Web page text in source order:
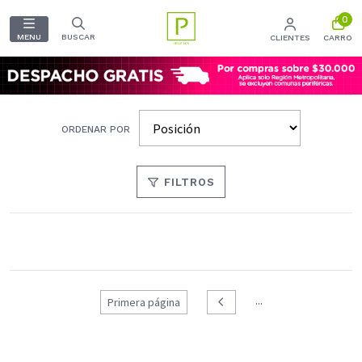
MENU BUSCAR CLIENTES
0
CARRO
ORDENAR POR
FILTROS
Primera página ...